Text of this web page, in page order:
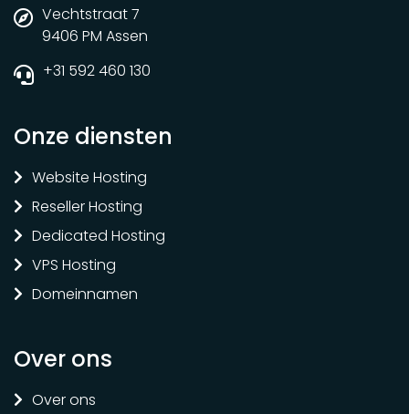
Vechtstraat 7
9406 PM Assen
+31 592 460 130
Onze diensten
Website Hosting
Reseller Hosting
Dedicated Hosting
VPS Hosting
Domeinnamen
Over ons
Over ons